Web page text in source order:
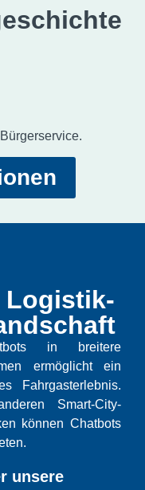
Logistik-
in breitere
ermöglicht ein
Fahrgasterlebnis.
Smart-City-
können Chatbots
unsere